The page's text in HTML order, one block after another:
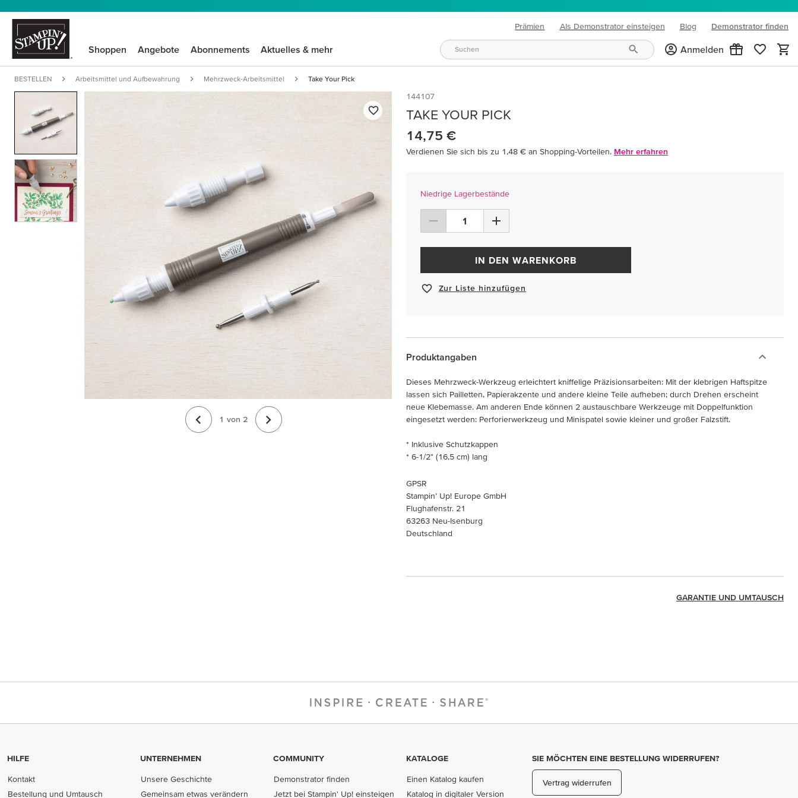
Prämien Als Demonstrator einsteigen Blog
(opens in new tab)
Demonstrator finden
Shoppen Angebote Abonnements Aktuelles & mehr Anmelden
BESTELLEN Arbeitsmittel und Aufbewahrung Mehrzweck-Arbeitsmittel Take Your Pick
1 von 2
144107
TAKE YOUR PICK
14,75 €
Verdienen Sie sich bis zu 1,48 € an Shopping-Vorteilen. Mehr erfahren
Niedrige Lagerbestände
IN DEN WARENKORB
Zur Liste hinzufügen
Produktangaben
Dieses Mehrzweck-Werkzeug erleichtert kniffelige Präzisionsarbeiten: Mit der klebrigen Haftspitze
lassen sich Pailletten, Papierakzente und andere kleine Teile aufheben; durch Drehen erscheint
neue Klebemasse. Am anderen Ende können 2 austauschbare Werkzeuge mit Doppelfunktion
eingesetzt werden: Perforierwerkzeug und Minispatel sowie kleiner und großer Falzstift.
* Inklusive Schutzkappen
* 6-1/2" (16,5 cm) lang
GPSR
Stampin’ Up! Europe GmbH
Flughafenstr. 21
63263 Neu-Isenburg
Deutschland
GARANTIE UND UMTAUSCH
HILFE
Kontakt
Bestellung und Umtausch
UNTERNEHMEN
Unsere Geschichte
Gemeinsam etwas verändern
COMMUNITY
Demonstrator finden
Jetzt bei Stampin' Up! einsteigen
KATALOGE
Einen Katalog kaufen
Katalog in digitaler Version
SIE MÖCHTEN EINE BESTELLUNG WIDERRUFEN?
Vertrag widerrufen